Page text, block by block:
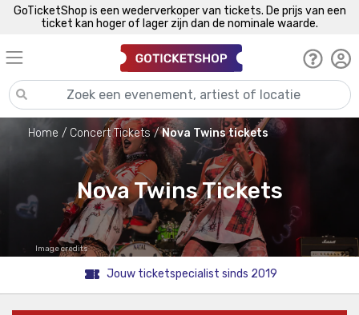
GoTicketShop is een wederverkoper van tickets. De prijs van een
ticket kan hoger of lager zijn dan de nominale waarde.
Home Concert Tickets Nova Twins tickets
Nova Twins Tickets
Image credits
Jouw ticketspecialist sinds 2019